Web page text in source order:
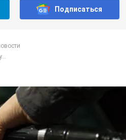
Подписаться